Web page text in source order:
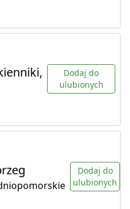
Dodaj do
ulubionych
Dodaj do
ulubionych